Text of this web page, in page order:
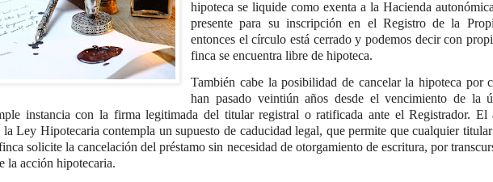
hipoteca se liquide como exenta a la Hacienda
presente para su inscripción en el Registro de la
entonces el círculo está cerrado y podemos decir con
finca se encuentra libre de hipoteca.
También cabe la posibilidad de cancelar la hipoteca por
han pasado veintiún años desde el vencimiento de la
instancia con la firma legitimada del titular registral o ratificada ante el Registrador. El
Ley Hipotecaria contempla un supuesto de caducidad legal, que permite que cualquier
solicite la cancelación del préstamo sin necesidad de otorgamiento de escritura, por
la acción hipotecaria.